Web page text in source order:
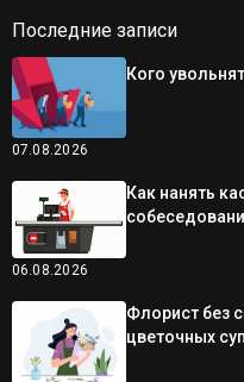
Последние записи
07.08.2026
Кого
06.08.2026
Как нанять
Флорист без
цветочных